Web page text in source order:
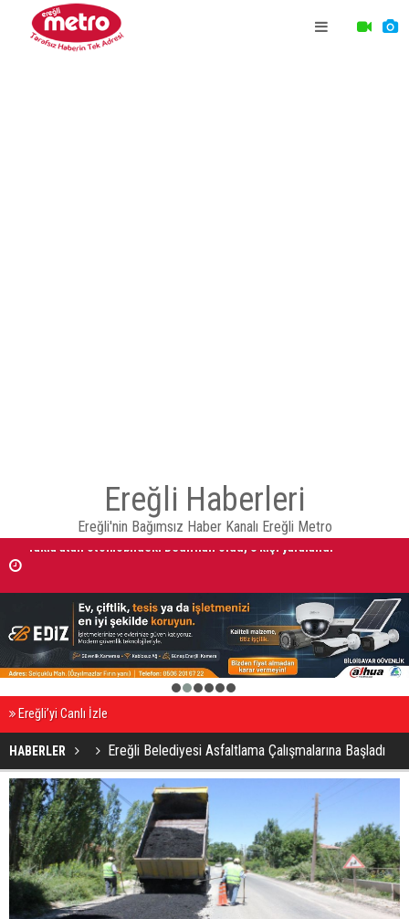
Ereğli Haberleri
Ereğli'nin Bağımsız Haber Kanalı Ereğli Metro
Takla atan otomobildeki Bedirhan öldü, 3 kişi yaralandı
yaralandı
2 3 4 5 6
Ereğli’yi Canlı İzle
HABERLER Ereğli Belediyesi Asfaltlama Çalışmalarına Başladı